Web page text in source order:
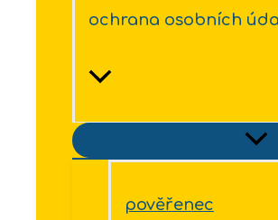
ochrana osobních
pověřenec